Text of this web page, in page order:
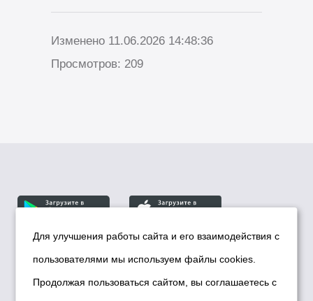
Изменено 11.06.2026 14:48:36
Просмотров: 209
© Департамент информационной политики мэрии
города Новосибирска, 2026
Для улучшения работы сайта и его взаимодействия с
пользователями мы используем файлы cookies.
Продолжая пользоваться сайтом, вы соглашаетесь с